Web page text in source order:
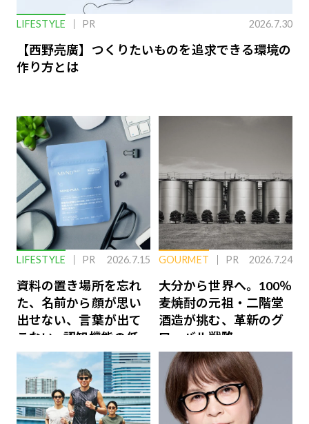
LIFESTYLE PR 2026.7.30
【西野亮廣】つくりたいものを追求できる環境の
作り方とは
LIFESTYLE PR 2026.7.15
資料の置き場所を忘れ
た、名前から顔が思い
出せない、言葉が出て
こない…認知機能の低
下を救う、脳のインナ
ーケアとは
GOURMET PR 2026.7.24
大分から世界へ。100％
麦焼酎の元祖・二階堂
酒造が挑む、革新のグ
ローバル戦略